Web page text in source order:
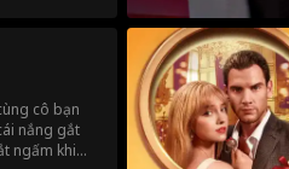
cô bạn
nắng gắt
ngấm khiến